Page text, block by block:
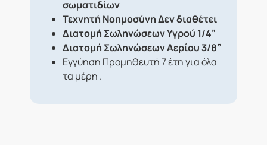
σωματιδίων
Τεχνητή Νοημοσύνη Δεν διαθέτει
Διατομή Σωληνώσεων Υγρού 1/4”
Διατομή Σωληνώσεων Αερίου 3/8”
Εγγύηση Προμηθευτή 7 έτη για όλα
τα μέρη .